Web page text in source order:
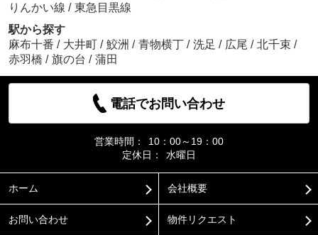
りんかい線 / 東急目黒線
駅から探す
麻布十番 / 大井町 / 鮫洲 / 青物横丁 / 洗足 / 広尾 / 北千束 /
赤羽橋 / 旗の台 / 蒲田
電話でお問い合わせ
営業時間：
10：00～19：00
定休日：
水曜日
ホーム 会社概要
お問い合わせ 物件リクエスト